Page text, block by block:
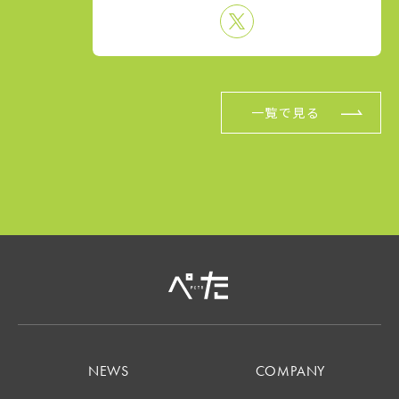
一覧で見る
NEWS COMPANY